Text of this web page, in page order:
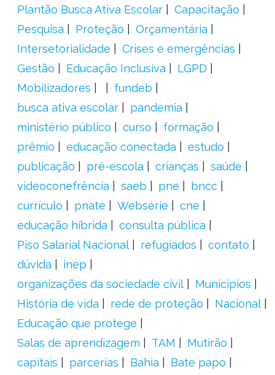
Plantão Busca Ativa Escolar
Capacitação
Pesquisa
Proteção
Orçamentária
Intersetorialidade
Crises e emergências
Gestão
Educação Inclusiva
LGPD
Mobilizadores
fundeb
busca ativa escolar
pandemia
ministério público
curso
formação
prêmio
educação conectada
estudo
publicação
pré-escola crianças
saúde
videoconefrência
saeb pne
bncc
currículo
pnate Websérie
cne
educação híbrida
consulta pública
Piso Salarial Nacional
refugiados
contato
dúvida
inep
organizações da sociedade civil
Municípios
História de vida
rede de proteção
Nacional
Educação que protege
Salas de aprendizagem
TAM
Mutirão
capitais
parcerias Bahia
Bate papo